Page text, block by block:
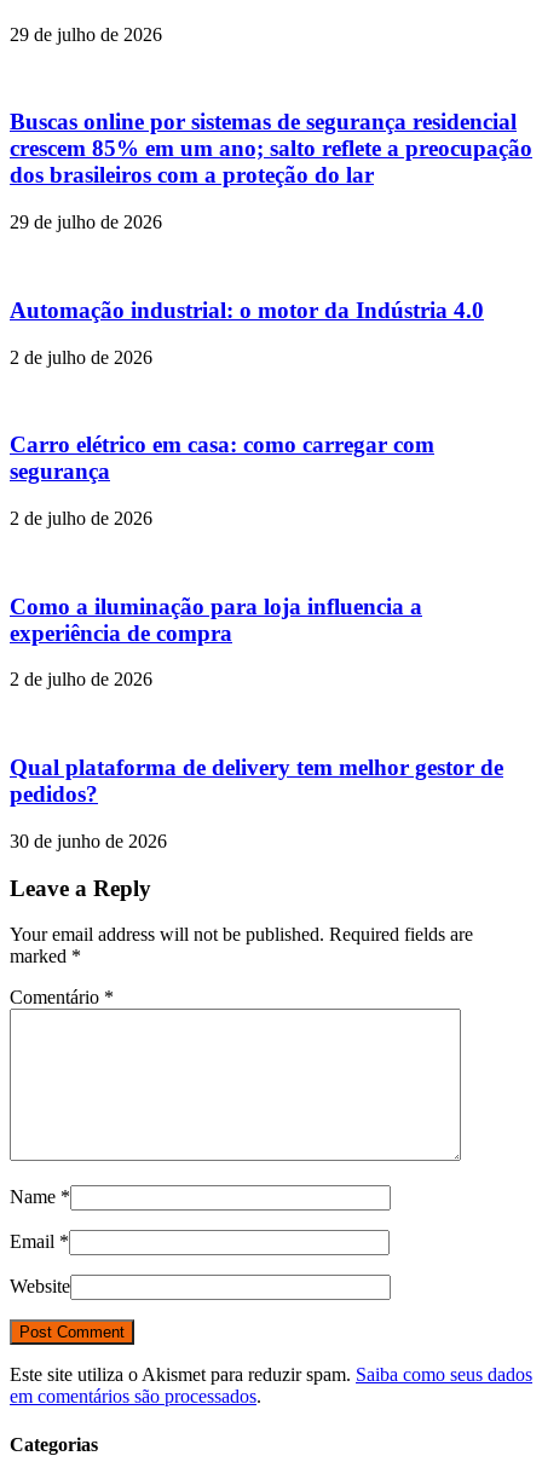
29 de julho de 2026
Buscas online por sistemas de segurança residencial
crescem 85% em um ano; salto reflete a preocupação
dos brasileiros com a proteção do lar
29 de julho de 2026
Automação industrial: o motor da Indústria 4.0
2 de julho de 2026
Carro elétrico em casa: como carregar com
segurança
2 de julho de 2026
Como a iluminação para loja influencia a
experiência de compra
2 de julho de 2026
Qual plataforma de delivery tem melhor gestor de
pedidos?
30 de junho de 2026
Leave a Reply
Your email address will not be published. Required fields are
marked *
Comentário *
Name *
Email *
Website
Este site utiliza o Akismet para reduzir spam. Saiba como seus dados
em comentários são processados.
Categorias